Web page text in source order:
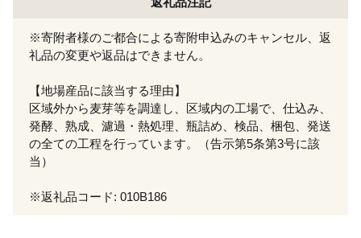
※寄附者様のご都合による寄附申込みのキャンセル、返
礼品の変更や返品はできません。
【地場産品に該当する理由】
区域外から麦芽等を調達し、区域内の工場で、仕込み、
発酵、熟成、濾過・熱処理、瓶詰め、検品、梱包、発送
の全ての工程を行っています。（告示第5条第3号に該
当）
※返礼品コード: 010B186